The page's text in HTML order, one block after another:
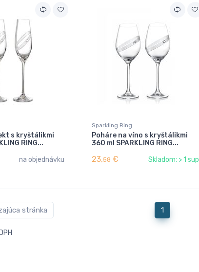
s kryštálikmi
RING...
na objednávku
Sparkling Ring
Poháre na víno s kryštálikmi
360 ml SPARKLING RING...
23,58 € Skladom: > 1 sup
stránka 1